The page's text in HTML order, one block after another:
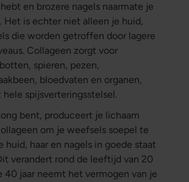
en brozere nagels naarmate je
Het is echter niet alleen je huid,
die worden getroffen door lagere
Collageen zorgt voor
spieren, pezen,
bloedvaten en organen,
spijsverteringsstelsel.
bent, produceert je lichaam
om je weefsels soepel te
huid, haar en nagels in goede staat
verandert rond de leeftijd van 20
40 jaar neemt het vermogen van je